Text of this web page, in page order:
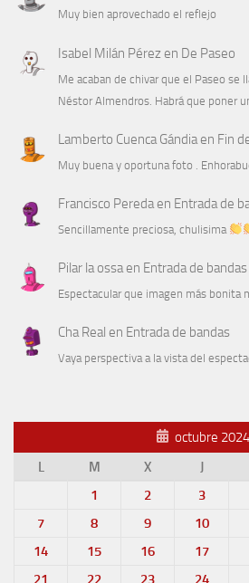
Muy bien aprovechado el reflejo
Isabel Milán Pérezen De Paseo
Me acaban de chivar que el Paseo se
Néstor Almendros. Habrá que poner
Lamberto Cuenca Gándiaen Fin
Muy buena y oportuna foto .
Francisco Peredaen Entrada de
Sencillamente preciosa, chulisima
Pilar la ossaen Entrada de bandas
Espectacular que imagen más bonita
Cha Real en Entrada de bandas
Vaya perspectiva a la vista del
octubre 2024
L
M X J
1
2 3
7
8 9 10
14
15 16 17
21
22 23 24